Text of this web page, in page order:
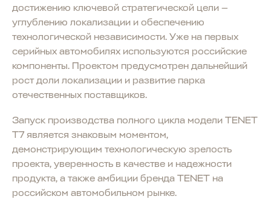
достижению ключевой стратегической цели —
углублению локализации и обеспечению
технологической независимости. Уже на первых
серийных автомобилях используются российские
компоненты. Проектом предусмотрен дальнейший
рост доли локализации и развитие парка
отечественных поставщиков.
Запуск производства полного цикла модели TENET
T7 является знаковым моментом,
демонстрирующим технологическую зрелость
проекта, уверенность в качестве и надежности
продукта, а также амбиции бренда TENET на
российском автомобильном рынке.